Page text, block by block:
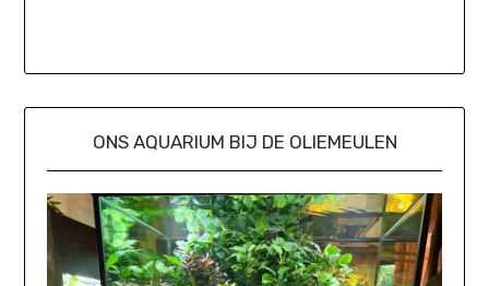
ONS AQUARIUM BIJ DE OLIEMEULEN